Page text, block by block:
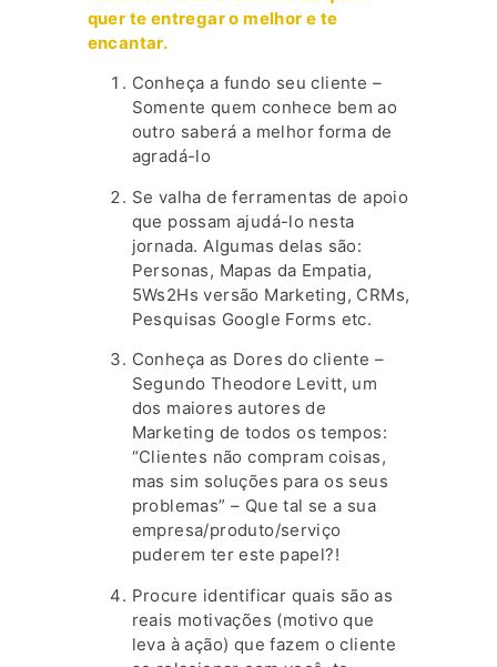
quer te entregar o melhor e te
encantar.
Conheça a fundo seu cliente –
Somente quem conhece bem ao
outro saberá a melhor forma de
agradá-lo
Se valha de ferramentas de apoio
que possam ajudá-lo nesta
jornada. Algumas delas são:
Personas, Mapas da Empatia,
5Ws2Hs versão Marketing, CRMs,
Pesquisas Google Forms etc.
Conheça as Dores do cliente –
Segundo Theodore Levitt, um
dos maiores autores de
Marketing de todos os tempos:
“Clientes não compram coisas,
mas sim soluções para os seus
problemas” – Que tal se a sua
empresa/produto/serviço
puderem ter este papel?!
Procure identificar quais são as
reais motivações (motivo que
leva à ação) que fazem o cliente